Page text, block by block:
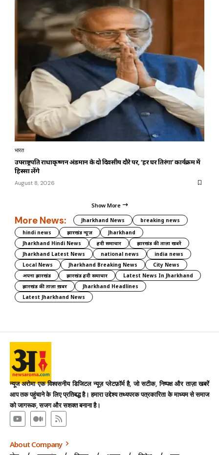
भारत
उपराष्ट्रपति राधाकृष्णन अंडमान के दो दिवसीय दौरे पर, ‘हर घर तिरंगा’ कार्यक्रम में
हिस्सा लेंगे
August 8, 2026
Show More
More News: Jharkhand News
breaking news
hindi news
झारखंड न्यूज़
Jharkhand
Jharkhand Hindi News
हिंदी समाचार
झारखंड की ताज़ा खबरें
Jharkhand Latest News
national news
india news
Local News
Jharkhand Breaking News
City News
अपना झारखंड
झारखंड हिंदी समाचार
Latest News In Jharkhand
झारखंड की ताज़ा ख़बर
Jharkhand Headlines
Latest Jharkhand News
न्यूज अरोमा एक विश्वसनीय डिजिटल न्यूज़ प्लेटफ़ॉर्म है, जो सटीक, निष्पक्ष और ताज़ा खबरें
आप तक पहुंचाने के लिए प्रतिबद्ध है। हमारा उद्देश्य तथ्यपरक पत्रकारिता के माध्यम से समाज
को जागरूक, सजग और सशक्त बनाना है।
About Company